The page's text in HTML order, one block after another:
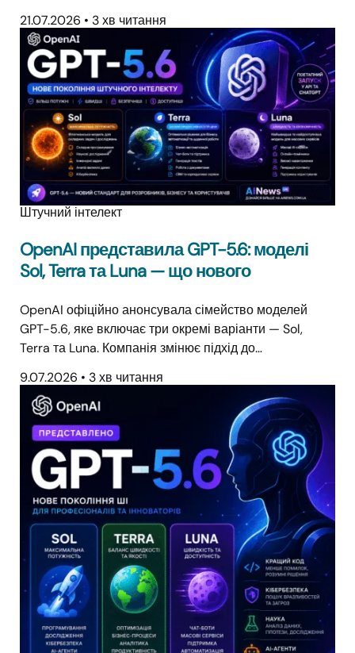
21.07.2026 • 3 хв читання
Штучний інтелект
OpenAI представила GPT-5.6: моделі
Sol, Terra та Luna — що нового
OpenAI офіційно анонсувала сімейство моделей
GPT-5.6, яке включає три окремі варіанти — Sol,
Terra та Luna. Компанія змінює підхід до…
9.07.2026 • 3 хв читання